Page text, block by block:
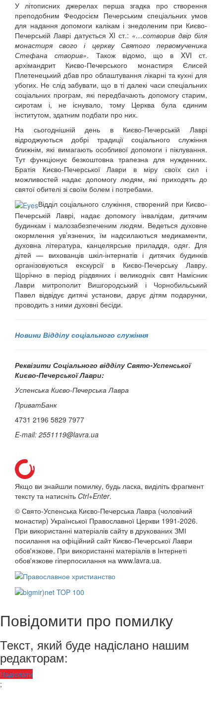
онлайн трансляції
Веб-камери
12 сентября 2015 Название трансляции
12 сентября 2015Название трансляции
12 сентября 2015Название трансляции
12 сентября 2015Название трансляции
12 сентября 2015Название трансляции
12 сентября 2015Название трансляции
12 сентября 2015Название трансляции
12 сентября 2015Название трансляции
Перейти до архіву
У літописних джерелах перша згадка про створення
преподобним Феодосієм Печерським спеціальних умов
для надання допомоги калікам і знедоленим при Києво-
Печерській Лаврі датується XI ст.: «…сотворив двір біля
монастиря свого і церкву Святого первомученика
Стефана створив». Також відомо, що в XVI ст.
архімандрит Києво-Печерського монастиря Єлисей
Плетенецький дбав про облаштування лікарні та кухні для
убогих. Не слід забувати, що в ті далекі часи спеціальних
соціальних програм, які передбачають допомогу старим,
сиротам і, не існувало, тому Церква була єдиним
інститутом, здатним подбати про них.
На сьогоднішній день в Києво-Печерській Лаврі
відроджуються добрі традиції соціального служіння
ближнім, які вимагають особливої допомоги і піклування.
Тут функціонує безкоштовна трапезна для нужденних.
Братія Києво-Печерської Лаври в міру своїх сил і
можливостей надає допомогу людям, які приходять до
святої обителі зі своїм болем і потребами.
Відділ соціального служіння, створений при Києво-
Печерській Лаврі, надає допомогу інвалідам, дитячим
будинкам і малозабезпеченим людям. Ведеться духовне
окормлення ув’язнених, їм надсилаються медикаменти,
духовна література, канцелярське приладдя, одяг. Для
дітей — вихованців шкіл-інтернатів і дитячих будинків
організовуються екскурсії в Києво-Печерську Лавру.
Щорічно в період різдвяних і великодніх свят Намісник
Лаври митрополит Вишгородський і Чорнобильський
Павел відвідує дитячі установи, дарує дітям подарунки,
проводить з ними духовні бесіди.
Новини Відділу соціального служіння
Реквізити Соціального відділу Свято-Успенської
Києво-Печерської Лаври:
Успенська Києво-Печерська Лавра
ПриватБанк
4731 2196 5829 7977
E-mail: 2551119@lavra.ua
Якщо ви знайшли помилку, будь ласка, виділіть фрагмент
тексту та натисніть Ctrl+Enter.
© Свято-Успенська Києво-Печерська Лавра (чоловічий
монастир) Української Православної Церкви 1991-2026.
При використанні матеріалів сайту в друкованих ЗМІ
посилання на офіційний сайт Києво-Печерської Лаври
обов'язкове. При використанні матеріалів в Інтернеті
обов'язкове гіперпосилання на www.lavra.ua.
Повідомити про помилку
Текст, який буде надіслано нашим
редакторам:
Надіслати
;